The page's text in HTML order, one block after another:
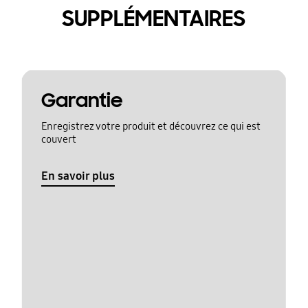
SUPPLÉMENTAIRES
Garantie
Enregistrez votre produit et découvrez ce qui est
couvert
En savoir plus